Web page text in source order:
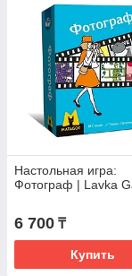
Настольная игра:
Фотограф | Lavka
6 700 ₸
Купить